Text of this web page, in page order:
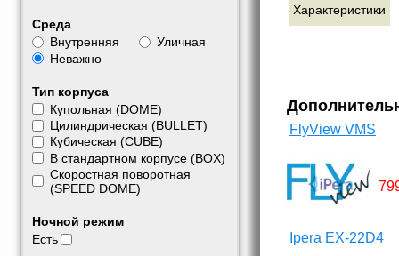
Среда
Внутренняя
Уличная
Неважно
Тип корпуса
Купольная (DOME)
Цилиндрическая (BULLET)
Кубическая (CUBE)
В стандартном корпусе (BOX)
Скоростная поворотная
(SPEED DOME)
Ночной режим
Есть
Характеристики
FlyView VMS
Ipera EX-22D4